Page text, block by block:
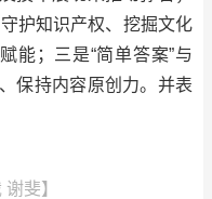
守护知识产权、挖掘文化
能；三是“简单答案”与
保持内容原创力。并表
斐】